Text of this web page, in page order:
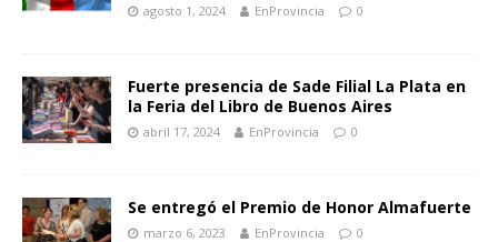
agosto 1, 2024 EnProvincia 0
Fuerte presencia de Sade Filial La Plata en
la Feria del Libro de Buenos Aires
abril 17, 2024 EnProvincia 0
Se entregó el Premio de Honor Almafuerte
marzo 6, 2023 EnProvincia 0